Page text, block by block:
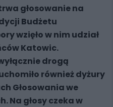
głosowanie na
Budżetu
wzięło w nim udział
Katowic.
drogą
również dyżury
Głosowania we
Na głosy czeka w